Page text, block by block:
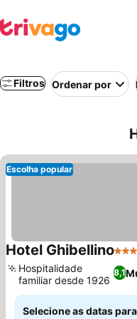
Filtros Ordenar por
Escolha popular
Hotel Ghibellino3
8,1
Hospitalidade
familiar desde 1926
Selecione as datas